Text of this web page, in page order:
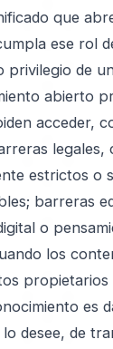
que
ese rol
privilegio de
abierto
acceder,
legales,
estrictos o
barreras
o
los
propietarios
es
desee, de